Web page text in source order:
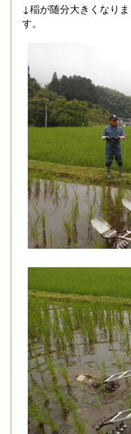
↓稲が随分大きくなり
す。